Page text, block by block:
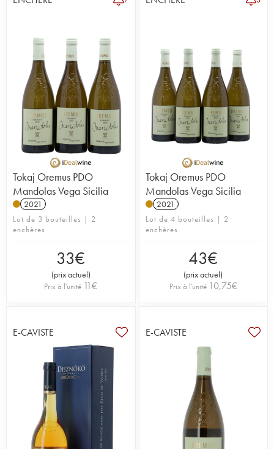
Plusieurs domaines hongrois en ont fait leur cépage phare,
portant haut la réputation du furmint à l’international à
travers des cuvées aussi précises qu’ambitieuses. Parmi ces
derniers se démarquent le
domaine Oremuset le
domaine Disznoko.
Tokaj Oremus PDO
Mandolas Vega Sicilia
2021
Lot de 3 bouteilles | 2
enchères
33€
(prix actuel)
Prix à l'unité 11€
Tokaj Oremus PDO
Mandolas Vega Sicilia
2021
Lot de 4 bouteilles | 2
enchères
43€
(prix actuel)
Prix à l'unité 10,75€
E-CAVISTE E-CAVISTE